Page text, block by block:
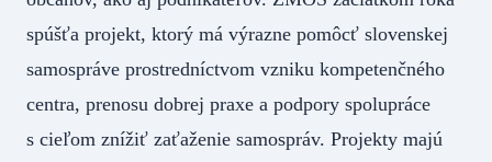
spúšťa projekt, ktorý má výrazne pomôcť slovenskej
samospráve prostredníctvom vzniku kompetenčného
centra, prenosu dobrej praxe a podpory spolupráce
s cieľom znížiť zaťaženie samospráv. Projekty majú